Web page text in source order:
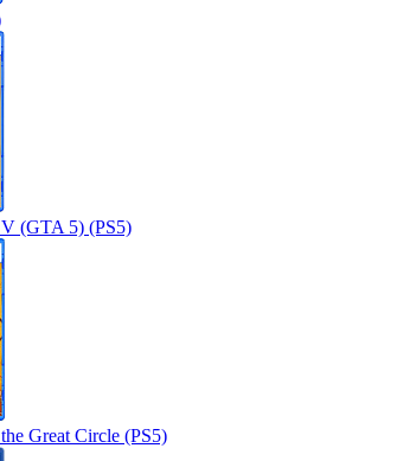
(GTA 5) (PS5)
Great Circle (PS5)